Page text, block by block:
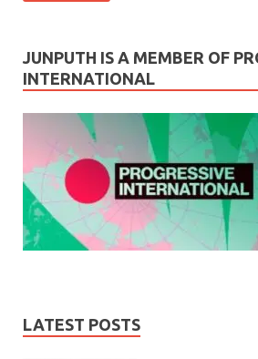
JUNPUTH IS A MEMBER OF
INTERNATIONAL
LATEST POSTS